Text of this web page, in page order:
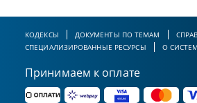
КОДЕКСЫ ДОКУМЕНТЫ ПО ТЕМАМ
СПЕЦИАЛИЗИРОВАННЫЕ РЕСУРСЫ
О
Принимаем к оплате